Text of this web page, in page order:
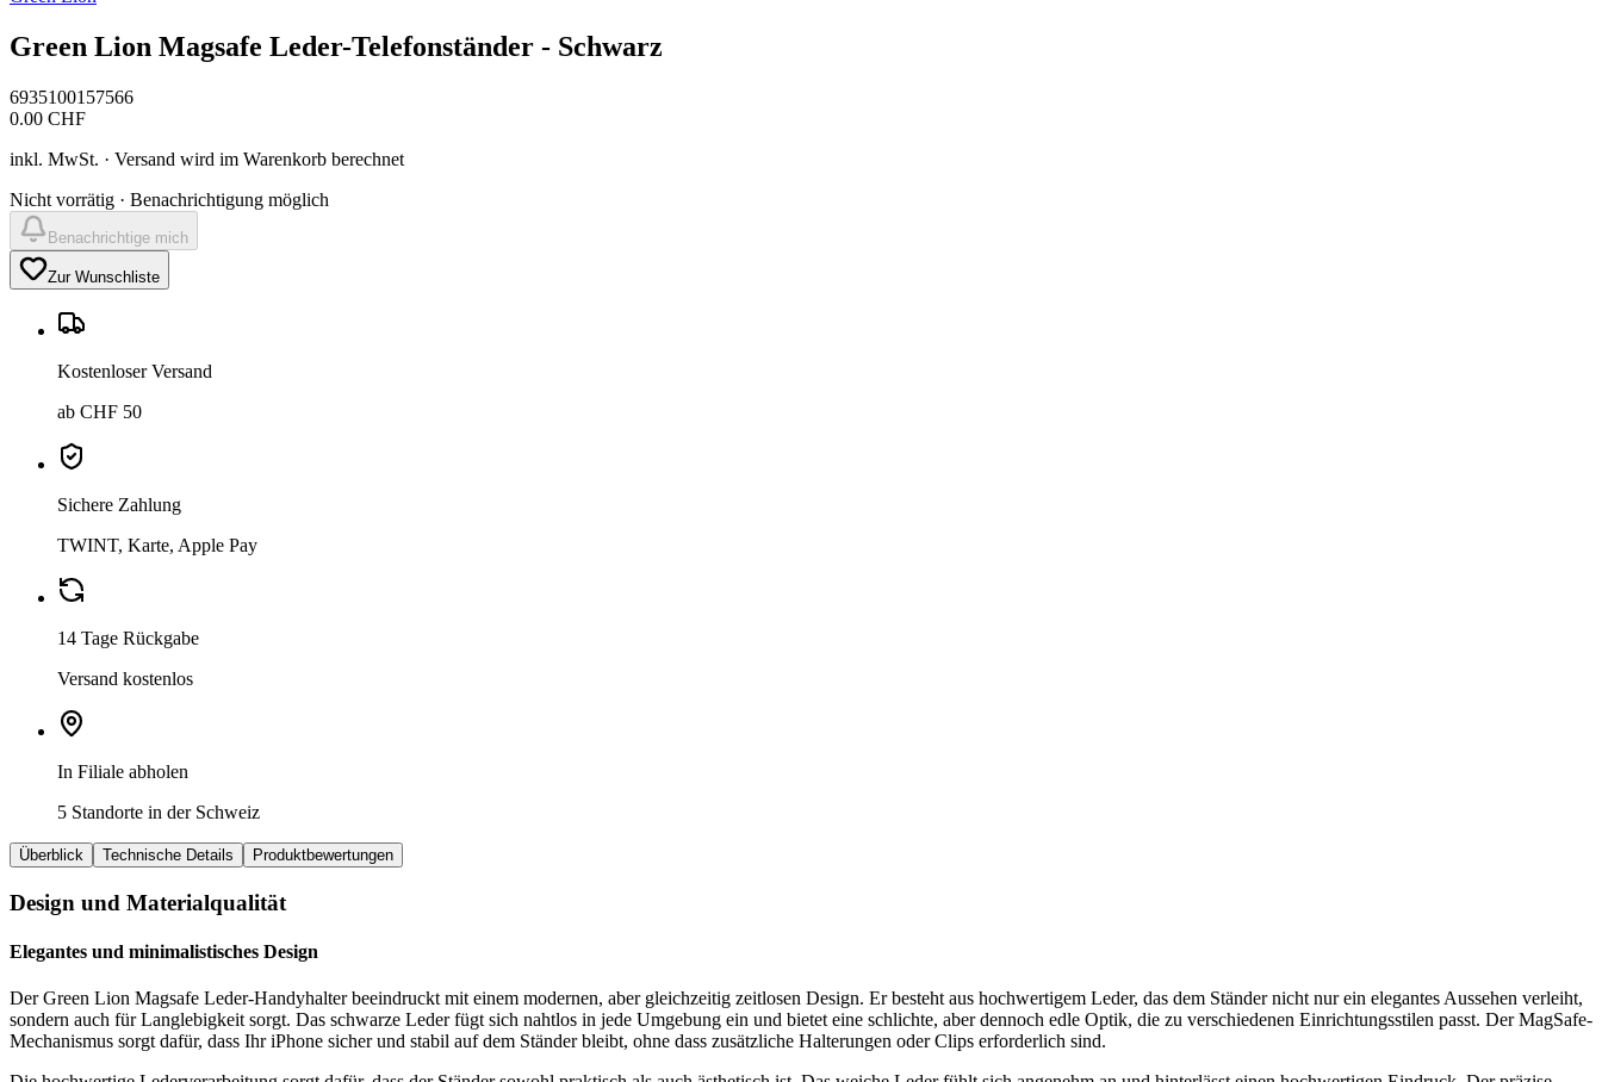
Green Lion Magsafe Leder-Telefonständer - Schwarz
6935100157566
0.00 CHF
inkl. MwSt. · Versand wird im Warenkorb berechnet
Nicht vorrätig · Benachrichtigung möglich
Benachrichtige mich
Zur Wunschliste
Kostenloser Versand
ab CHF 50
Sichere Zahlung
TWINT, Karte, Apple Pay
14 Tage Rückgabe
Versand kostenlos
In Filiale abholen
5 Standorte in der Schweiz
Überblick Technische Details Produktbewertungen
Design und Materialqualität
Elegantes und minimalistisches Design
Der Green Lion Magsafe Leder-Handyhalter beeindruckt mit einem modernen, aber gleichzeitig zeitlosen Design. Er besteht aus hochwertigem Leder, das dem Ständer nicht nur ein elegantes Aussehen verleiht,
sondern auch für Langlebigkeit sorgt. Das schwarze Leder fügt sich nahtlos in jede Umgebung ein und bietet eine schlichte, aber dennoch edle Optik, die zu verschiedenen Einrichtungsstilen passt. Der MagSafe-
Mechanismus sorgt dafür, dass Ihr iPhone sicher und stabil auf dem Ständer bleibt, ohne dass zusätzliche Halterungen oder Clips erforderlich sind.